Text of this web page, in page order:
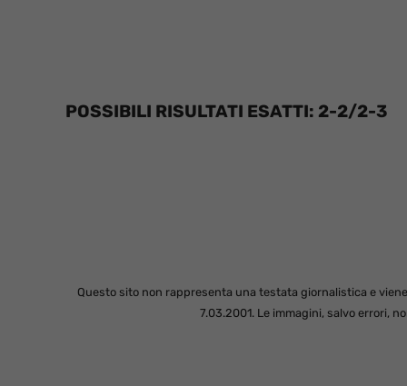
POSSIBILI RISULTATI ESATTI: 2-2/2-3
Questo sito non rappresenta una testata giornalistica e
7.03.2001. Le immagini, salvo errori,